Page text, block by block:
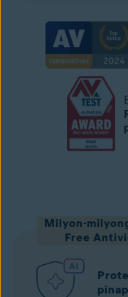
I-download
Milyon-
Free